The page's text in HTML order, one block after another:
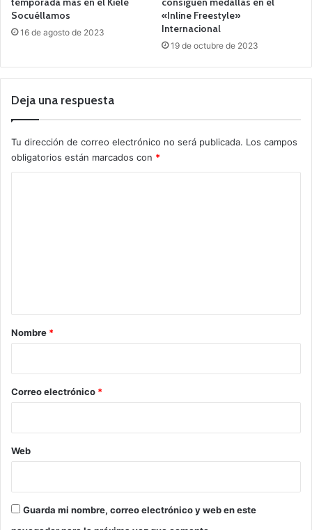
Socuéllamos
16 de agosto de 2023
«Inline Freestyle»
Internacional
19 de octubre de 2023
Deja una respuesta
Tu dirección de correo electrónico no será publicada. Los campos
obligatorios están marcados con *
r
*
Nombre *
Correo electrónico *
Web
Guarda mi nombre, correo electrónico y web en este